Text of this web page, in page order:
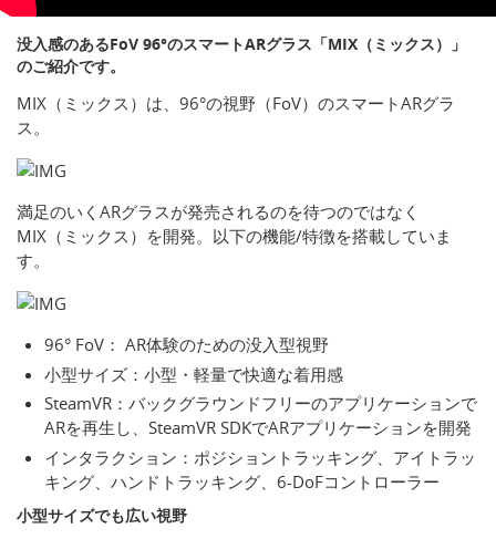
没入感のあるFoV 96°のスマートARグラス「MIX（ミックス）」
のご紹介です。
MIX（ミックス）は、96°の視野（FoV）のスマートARグラ
ス。
満足のいくARグラスが発売されるのを待つのではなく
MIX（ミックス）を開発。以下の機能/特徴を搭載していま
す。
96° FoV： AR体験のための没入型視野
小型サイズ：小型・軽量で快適な着用感
SteamVR：バックグラウンドフリーのアプリケーションで
ARを再生し、SteamVR SDKでARアプリケーションを開発
インタラクション：ポジショントラッキング、アイトラッ
キング、ハンドトラッキング、6-DoFコントローラー
小型サイズでも広い視野